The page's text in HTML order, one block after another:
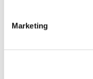
Marketing